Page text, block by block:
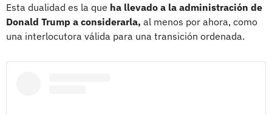
Esta dualidad es la que ha llevado a la administración de
Donald Trump a considerarla, al menos por ahora, como
una interlocutora válida para una transición ordenada.